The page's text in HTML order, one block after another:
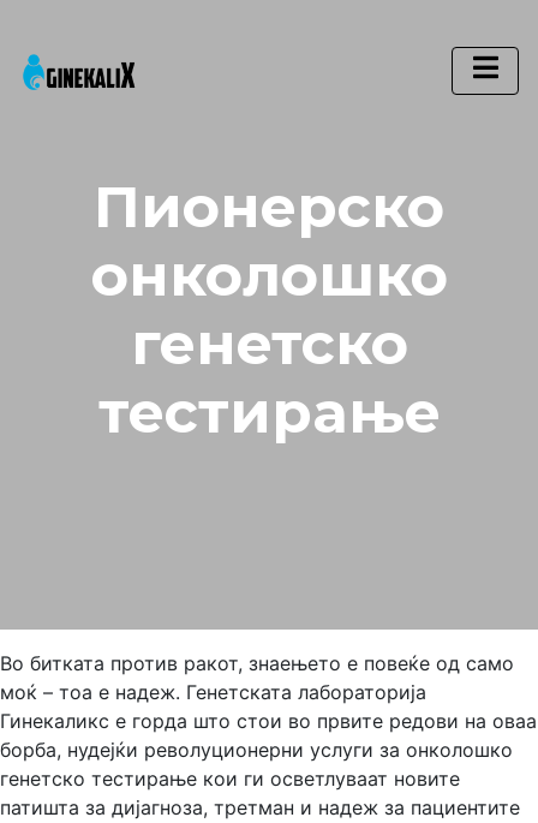
Main Navigation
Пионерско
онколошко
генетско
тестирање
Во битката против ракот, знаењето е повеќе од само
моќ – тоа е надеж. Генетската лабораторија
Гинекаликс е горда што стои во првите редови на оваа
борба, нудејќи револуционерни услуги за онколошко
генетско тестирање кои ги осветлуваат новите
патишта за дијагноза, третман и надеж за пациентите